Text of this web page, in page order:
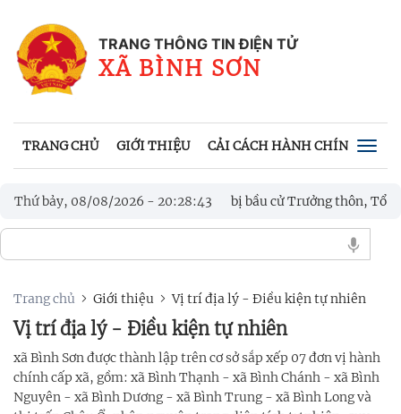
TRANG THÔNG TIN ĐIỆN TỬ
XÃ BÌNH SƠN
TRANG CHỦ GIỚI THIỆU CẢI CÁCH HÀNH CHÍNH
Thứ bảy, 08/08/2026 - 20:28:44
Sơn kiểm tra công tác chuẩn bị bầu cử Trưởng thôn, Tổ trưởng
tuyến về phát triển khoa học, công nghệ, đổi mới sáng tạo và
Trang chủ Giới thiệu Vị trí địa lý - Điều kiện tự nhiên
Vị trí địa lý - Điều kiện tự nhiên
xã Bình Sơn được thành lập trên cơ sở sắp xếp 07 đơn vị hành
chính cấp xã, gồm: xã Bình Thạnh - xã Bình Chánh - xã Bình
Nguyên - xã Bình Dương - xã Bình Trung - xã Bình Long và